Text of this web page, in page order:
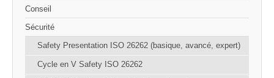
Conseil
Sécurité
Safety Presentation ISO 26262 (basique, avancé, expert)
Cycle en V Safety ISO 26262